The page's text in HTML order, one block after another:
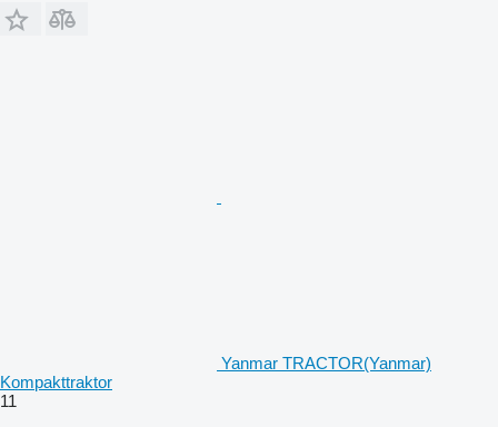
Yanmar TRACTOR(Yanmar)
Kompakttraktor
11